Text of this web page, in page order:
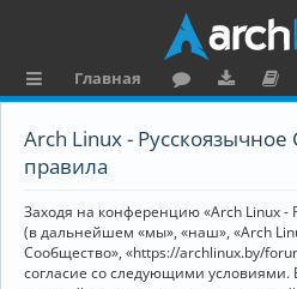
ы
к
и
Главная
ру
ру
и
ку
е
н
Arch Linux -
правила
Заходя на конференцию «Arch Linux -
(в дальнейшем «мы», «наш», «Arch
Сообщество», «https://archlinux.by/
согласие со следующими условиями.